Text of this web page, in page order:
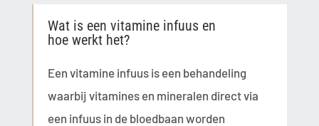
Wat is een vitamine infuus en
hoe werkt het?
Een vitamine infuus is een behandeling
waarbij vitamines en mineralen direct via
een infuus in de bloedbaan worden